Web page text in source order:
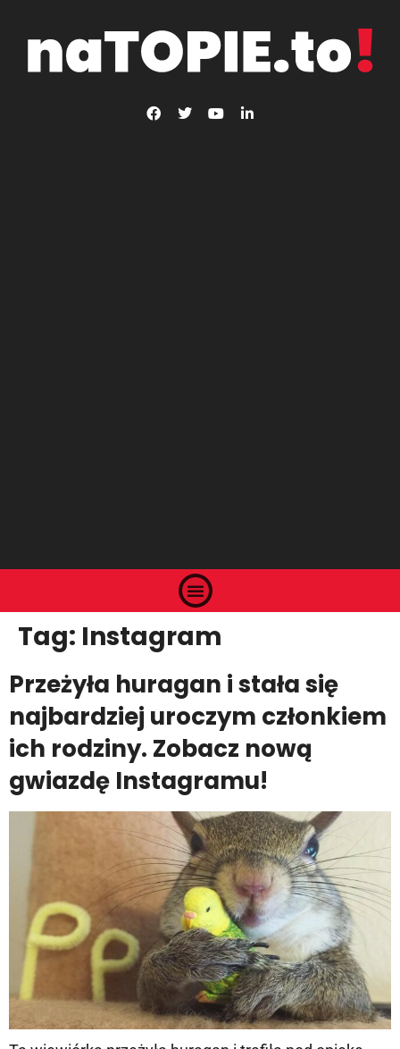
Tag: Instagram
Przeżyła huragan i stała się
najbardziej uroczym członkiem
ich rodziny. Zobacz nową
gwiazdę Instagramu!